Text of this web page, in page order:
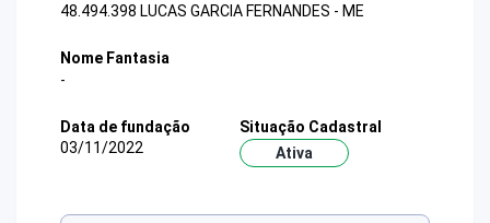
48.494.398 LUCAS GARCIA FERNANDES - ME
Nome Fantasia
-
Data de fundação
03/11/2022
Situação Cadastral
Ativa